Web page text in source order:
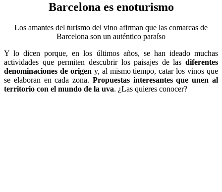
Barcelona es enoturismo
Los amantes del turismo del vino afirman que las comarcas de
Barcelona son un auténtico paraíso
Y lo dicen porque, en los últimos años, se han ideado muchas
actividades que permiten descubrir los paisajes de las diferentes
denominaciones de origeny, al mismo tiempo, catar los vinos que
se elaboran en cada zona. Propuestas interesantes que unen al
territorio con el mundo de la uva. ¿Las quieres conocer?